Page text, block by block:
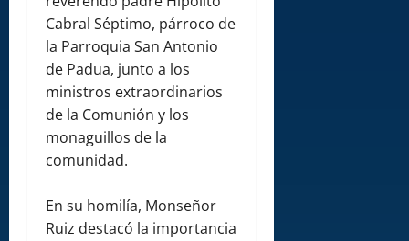
Cabral Séptimo, párroco de
la Parroquia San Antonio
de Padua, junto a los
ministros extraordinarios
de la Comunión y los
monaguillos de la
comunidad.
En su homilía, Monseñor
Ruiz destacó la importancia